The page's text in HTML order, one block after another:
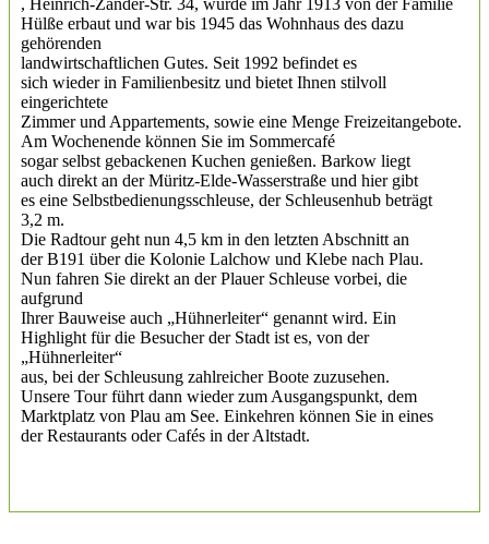
, Heinrich-Zander-Str. 34, wurde im Jahr 1913 von der Familie
Hülße erbaut und war bis 1945 das Wohnhaus des dazu
gehörenden
landwirtschaftlichen Gutes. Seit 1992 befindet es
sich wieder in Familienbesitz und bietet Ihnen stilvoll
eingerichtete
Zimmer und Appartements, sowie eine Menge Freizeitangebote.
Am Wochenende können Sie im Sommercafé
sogar selbst gebackenen Kuchen genießen. Barkow liegt
auch direkt an der Müritz-Elde-Wasserstraße und hier gibt
es eine Selbstbedienungsschleuse, der Schleusenhub beträgt
3,2 m.
Die Radtour geht nun 4,5 km in den letzten Abschnitt an
der B191 über die Kolonie Lalchow und Klebe nach Plau.
Nun fahren Sie direkt an der Plauer Schleuse vorbei, die
aufgrund
Ihrer Bauweise auch „Hühnerleiter“ genannt wird. Ein
Highlight für die Besucher der Stadt ist es, von der
„Hühnerleiter“
aus, bei der Schleusung zahlreicher Boote zuzusehen.
Unsere Tour führt dann wieder zum Ausgangspunkt, dem
Marktplatz von Plau am See. Einkehren können Sie in eines
der Restaurants oder Cafés in der Altstadt.